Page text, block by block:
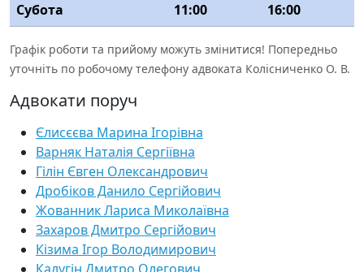
Субота
11:00 16:00
Графік роботи та прийому можуть змінитися! Попередньо
уточніть по робочому телефону адвоката Колісниченко О. В.
Адвокати поруч
Єлисєєва Марина Ігорівна
Варняк Наталія Сергіївна
Гілін Євген Олександрович
Дробіков Данило Сергійович
Жованник Лариса Миколаївна
Захаров Дмитро Сергійович
Кізима Ігор Володимирович